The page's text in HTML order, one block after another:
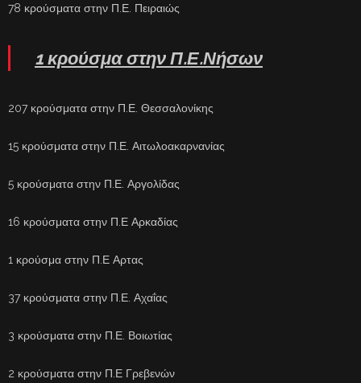
78 κρούσματα στην Π.Ε. Πειραιώς
1 κρούσμα στην Π.Ε.Νήσων
207 κρούσματα στην Π.Ε. Θεσσαλονίκης
15 κρούσματα στην Π.Ε. Αιτωλοακαρνανίας
5 κρούσματα στην Π.Ε. Αργολίδας
16 κρούσματα στην Π.Ε Αρκαδίας
1 κρούσμα στην Π.Ε Αρτας
37 κρούσματα στην Π.Ε. Αχαΐας
3 κρούσματα στην Π.Ε. Βοιωτίας
2 κρούσματα στην Π.Ε Γρεβενών